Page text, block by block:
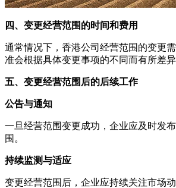
四、变更经营范围的时间和费用
通常情况下，香港公司经营范围的变更
准会根据具体变更事项的不同而有所差
五、变更经营范围后的后续工作
公告与通知
一旦经营范围变更成功，企业应及时发
围。
持续监测与适应
变更经营范围后，企业应持续关注市场